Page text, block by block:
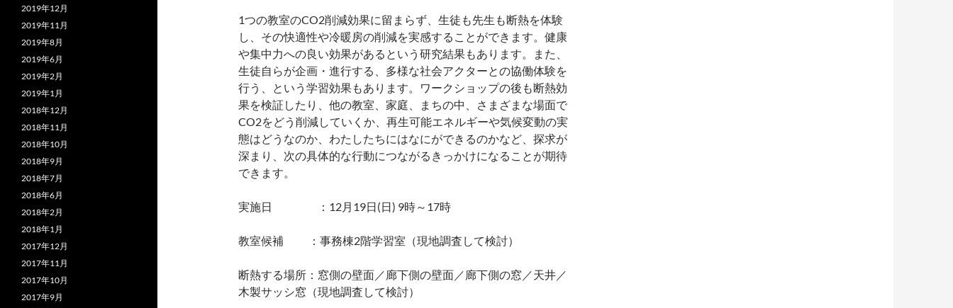
1つの教室のCO2削減効果に留まらず、生徒も先生も断熱を体験
し、その快適性や冷暖房の削減を実感することができます。健康
や集中力への良い効果があるという研究結果もあります。また、
生徒自らが企画・進行する、多様な社会アクターとの協働体験を
行う、という学習効果もあります。ワークショップの後も断熱効
果を検証したり、他の教室、家庭、まちの中、さまざまな場面で
CO2をどう削減していくか、再生可能エネルギーや気候変動の実
態はどうなのか、わたしたちにはなにができるのかなど、探求が
深まり、次の具体的な行動につながるきっかけになることが期待
できます。
実施日 ：12月19日(日) 9時～17時
教室候補 ：事務棟2階学習室（現地調査して検討）
断熱する場所：窓側の壁面／廊下側の壁面／廊下側の窓／天井／
木製サッシ窓（現地調査して検討）
2019年12月
2019年11月
2019年8月
2019年6月
2019年2月
2019年1月
2018年12月
2018年11月
2018年10月
2018年9月
2018年7月
2018年6月
2018年2月
2018年1月
2017年12月
2017年11月
2017年10月
2017年9月